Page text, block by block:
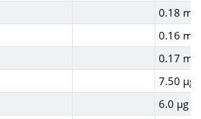
0.18 mg
0.16 mg
0.17 mg
7.50 µg
6.0 µg